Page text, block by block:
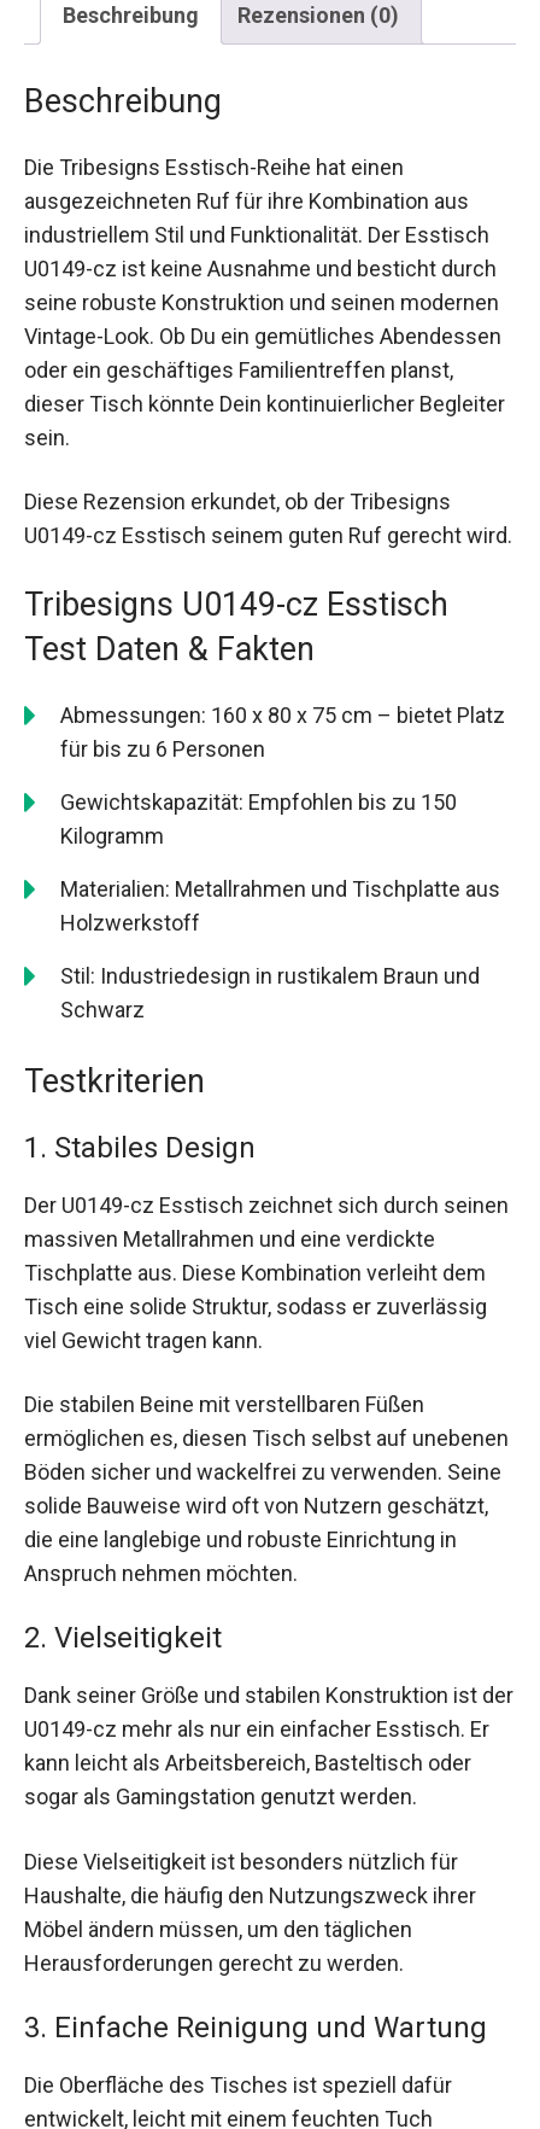
Beschreibung Rezensionen (0)
Beschreibung
Die Tribesigns Esstisch-Reihe hat einen
ausgezeichneten Ruf für ihre Kombination aus
industriellem Stil und Funktionalität. Der Esstisch
U0149-cz ist keine Ausnahme und besticht durch
seine robuste Konstruktion und seinen modernen
Vintage-Look. Ob Du ein gemütliches Abendessen
oder ein geschäftiges Familientreffen planst,
dieser Tisch könnte Dein kontinuierlicher Begleiter
sein.
Diese Rezension erkundet, ob der Tribesigns
U0149-cz Esstisch seinem guten Ruf gerecht wird.
Tribesigns U0149-cz Esstisch
Test Daten & Fakten
Abmessungen: 160 x 80 x 75 cm – bietet Platz
für bis zu 6 Personen
Gewichtskapazität: Empfohlen bis zu 150
Kilogramm
Materialien: Metallrahmen und Tischplatte aus
Holzwerkstoff
Stil: Industriedesign in rustikalem Braun und
Schwarz
Testkriterien
1. Stabiles Design
Der U0149-cz Esstisch zeichnet sich durch seinen
massiven Metallrahmen und eine verdickte
Tischplatte aus. Diese Kombination verleiht dem
Tisch eine solide Struktur, sodass er zuverlässig
viel Gewicht tragen kann.
Die stabilen Beine mit verstellbaren Füßen
ermöglichen es, diesen Tisch selbst auf unebenen
Böden sicher und wackelfrei zu verwenden. Seine
solide Bauweise wird oft von Nutzern geschätzt,
die eine langlebige und robuste Einrichtung in
Anspruch nehmen möchten.
2. Vielseitigkeit
Dank seiner Größe und stabilen Konstruktion ist der
U0149-cz mehr als nur ein einfacher Esstisch. Er
kann leicht als Arbeitsbereich, Basteltisch oder
sogar als Gamingstation genutzt werden.
Diese Vielseitigkeit ist besonders nützlich für
Haushalte, die häufig den Nutzungszweck ihrer
Möbel ändern müssen, um den täglichen
Herausforderungen gerecht zu werden.
3. Einfache Reinigung und Wartung
Die Oberfläche des Tisches ist speziell dafür
entwickelt, leicht mit einem feuchten Tuch